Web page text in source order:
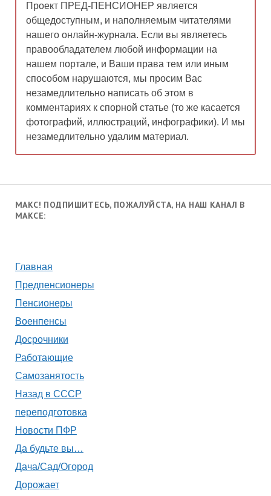
Проект ПРЕД-ПЕНСИОНЕР является
общедоступным, и наполняемым читателями
нашего онлайн-журнала. Если вы являетесь
правообладателем любой информации на
нашем портале, и Ваши права тем или иным
способом нарушаются, мы просим Вас
незамедлительно написать об этом в
комментариях к спорной статье (то же касается
фотографий, иллюстраций, инфографики). И мы
незамедлительно удалим материал.
МАКС! ПОДПИШИТЕСЬ, ПОЖАЛУЙСТА, НА НАШ КАНАЛ В
МАКСЕ:
Главная
Предпенсионеры
Пенсионеры
Военпенсы
Досрочники
Работающие
Самозанятость
Назад в СССР
переподготовка
Новости ПФР
Да будьте вы…
Дача/Сад/Огород
Дорожает